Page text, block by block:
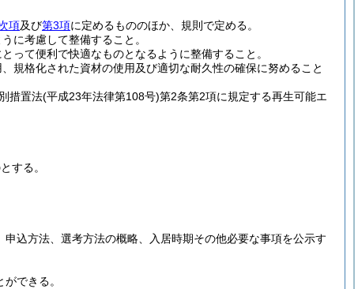
項及び第3項に定めるもののほか、規則で定める。
に考慮して整備すること。
って便利で快適なものとなるように整備すること。
規格化された資材の使用及び適切な耐久性の確保に努めること
措置法(平成23年法律第108号)第2条第2項に規定する再生可能エ
する。
込方法、選考方法の概略、入居時期その他必要な事項を公示す
できる。